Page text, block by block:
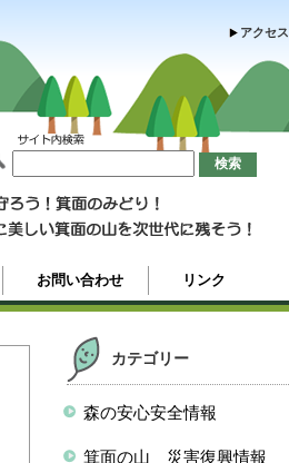
アクセス
お問い合わせ リンク
カテゴリー
森の安心安全情報
箕面の山 災害復興情報